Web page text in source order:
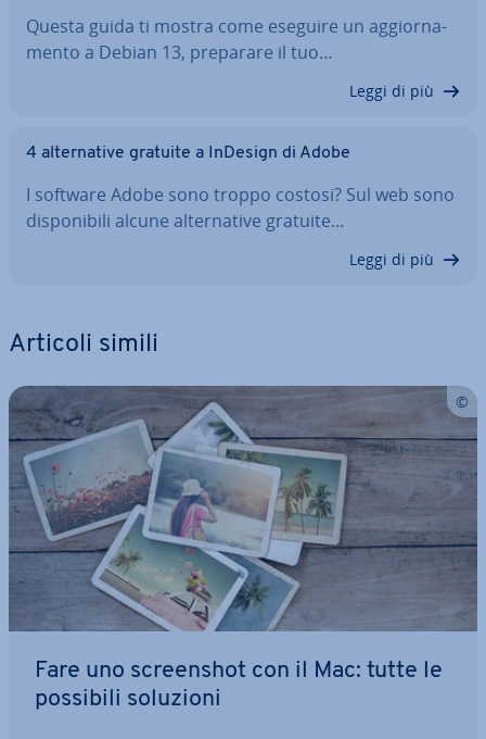
Questa guida ti mostra come eseguire un ag­gior­na­
men­to a Debian 13, preparare il tuo…
Leggi di più
4 al­ter­na­ti­ve gratuite a InDesign di Adobe
I software Adobe sono troppo costosi? Sul web sono
di­spo­ni­bi­li alcune al­ter­na­ti­ve gratuite…
Leggi di più
Articoli simili
Fare uno screen­shot con il Mac: tutte le
possibili soluzioni